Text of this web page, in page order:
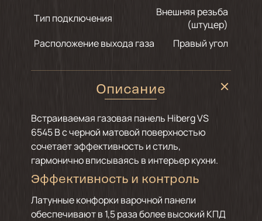
Тип подключения
Внешняя резьба
(штуцер)
Расположение выхода газа
Правый угол
Описание
Встраиваемая газовая панель Hiberg VS
6545 B с черной матовой поверхностью
сочетает эффективность и стиль,
гармонично вписываясь в интерьер кухни.
Эффективность и контроль
Латунные конфорки варочной панели
обеспечивают в 1,5 раза более высокий КПД